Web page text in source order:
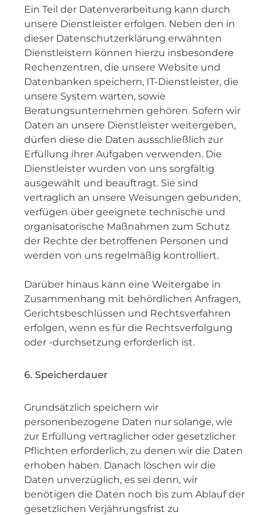
Ein Teil der Datenverarbeitung kann durch
unsere Dienstleister erfolgen. Neben den in
dieser Datenschutzerklärung erwähnten
Dienstleistern können hierzu insbesondere
Rechenzentren, die unsere Website und
Datenbanken speichern, IT-Dienstleister, die
unsere System warten, sowie
Beratungsunternehmen gehören. Sofern wir
Daten an unsere Dienstleister weitergeben,
dürfen diese die Daten ausschließlich zur
Erfüllung ihrer Aufgaben verwenden. Die
Dienstleister wurden von uns sorgfältig
ausgewählt und beauftragt. Sie sind
vertraglich an unsere Weisungen gebunden,
verfügen über geeignete technische und
organisatorische Maßnahmen zum Schutz
der Rechte der betroffenen Personen und
werden von uns regelmäßig kontrolliert.
Darüber hinaus kann eine Weitergabe in
Zusammenhang mit behördlichen Anfragen,
Gerichtsbeschlüssen und Rechtsverfahren
erfolgen, wenn es für die Rechtsverfolgung
oder -durchsetzung erforderlich ist.
6. Speicherdauer
Grundsätzlich speichern wir
personenbezogene Daten nur solange, wie
zur Erfüllung vertraglicher oder gesetzlicher
Pflichten erforderlich, zu denen wir die Daten
erhoben haben. Danach löschen wir die
Daten unverzüglich, es sei denn, wir
benötigen die Daten noch bis zum Ablauf der
gesetzlichen Verjährungsfrist zu